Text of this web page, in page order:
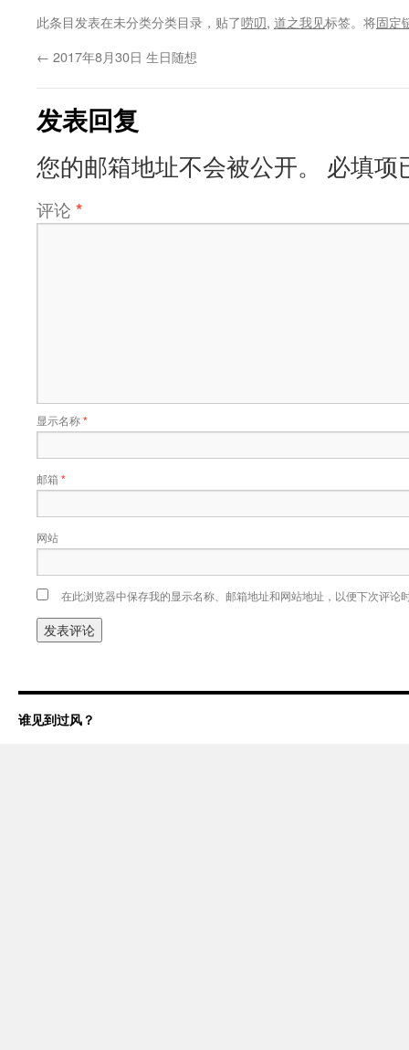
此条目发表在未分类分类目录，贴了唠叨, 道之我见标签。将固定
← 2017年8月30日 生日随想
发表回复
您的邮箱地址不会被公开。 必填项
评论 *
显示名称*
邮箱 *
网站
在此浏览器中保存我的显示名称、邮箱地址和网站地址，以便下次评论
谁见到过风？